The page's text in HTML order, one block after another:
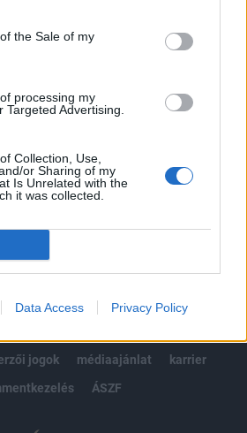
the Sale of my
processing my
Targeted Advertising.
Collection, Use,
or Sharing of my
Is Unrelated with the
it was collected.
Data Access Privacy Policy
cikkarchívum
elmúlt 2 év napon belüli
Előfizetés
VAGY?BEJELENTKEZÉS
© 2026 Portfolio
jogok médiaajánlat
karrier
ÁSZF